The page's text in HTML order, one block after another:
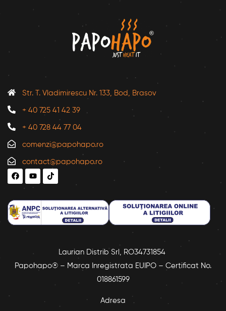
Str. T. Vladimirescu Nr. 133, Bod, Brasov
+ 40 725 41 42 39
+ 40 728 44 77 04
comenzi@papohapo.ro
contact@papohapo.ro
Laurian Distrib Srl, RO34731854
Papohapo® – Marca Inregistrata EUIPO – Certificat No.
018861599
Adresa